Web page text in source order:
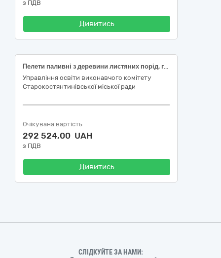
з ПДВ
Дивитись
Пелети паливні з деревини листяних порід, група 1, 8мм, ДСТУ 8358
Управління освіти виконавчого комітету
Старокостянтинівської міської ради
Очікувана вартість
292 524,00 UAH
з ПДВ
Дивитись
СЛІДКУЙТЕ ЗА НАМИ: